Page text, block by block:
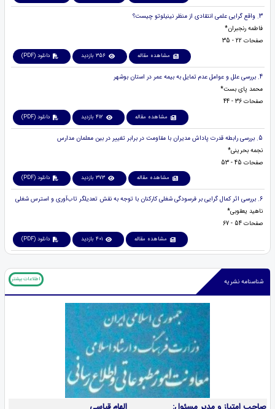
3. واقع گرایی علمی انتقادی از منظر نینیلوتو چیست؟
فاطمه رنجبران*
صفحات 22 - 35
مشاهده مقاله 356 بازدید دانلود (PDF)
4. بررسی علل و عوامل عدم تمایل به بیمه عمر در استان بوشهر
محمد پای بست*
صفحات 36 - 44
مشاهده مقاله 412 بازدید دانلود (PDF)
5. بررسی رابطه قدرت پاداش مدیران با مقاومت در برابر تغییر در بین معلمان مدارس
نجمه بحرینی*
صفحات 45 - 53
مشاهده مقاله 373 بازدید دانلود (PDF)
6. بررسی اثر کمال گرایی بر فرسودگی شغلی کارکنان با توجه به نقش تعدیلگر تاب‌آوری و استرس شغلی
ناهید یعقوبی*
صفحات 54 - 67
مشاهده مقاله 401 بازدید دانلود (PDF)
شناسنامه نشریه اطلاعات بیشتر